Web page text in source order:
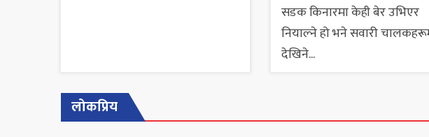
सडक किनारमा केही बेर उभिएर
नियाल्ने हो भने सवारी
देखिने...
लोकप्रिय